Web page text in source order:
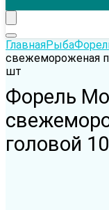
ГлавнаяРыба
свежемороженая
шт
Форель
головой